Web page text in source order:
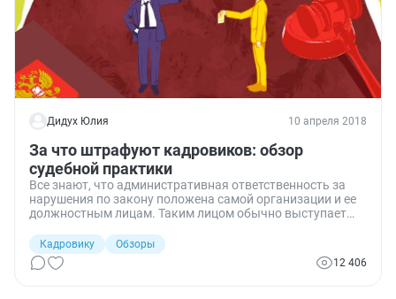
Дидух Юлия 10 апреля 2018
За что штрафуют кадровиков: обзор
судебной практики
Все знают, что административная ответственность за
нарушения по закону положена самой организации и ее
должностным лицам. Таким лицом обычно выступает
принимать решения от имени юрлица. Но иногда и другие
работники, например специалист по кадрам, должны
нести персональную административную
Кадровику
Обзоры
12 406